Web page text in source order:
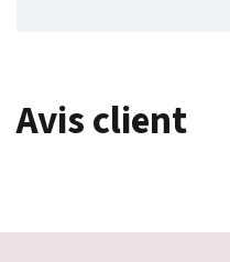
Avis client